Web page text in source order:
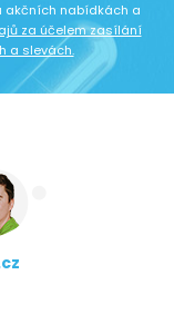
akčních nabídkách a
za účelem zasílání
a slevách.